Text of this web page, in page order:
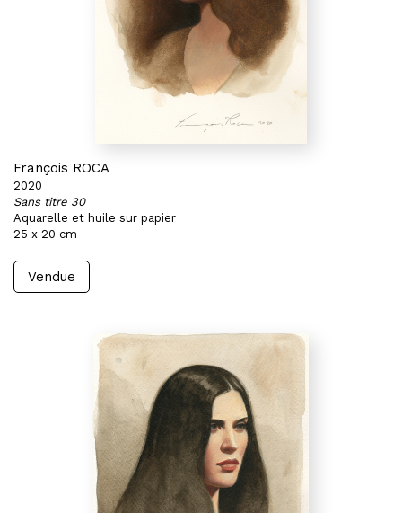
François ROCA
2020
Sans titre 30
Aquarelle et huile sur papier
25 x 20 cm
Vendue